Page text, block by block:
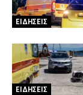
ΕΙΔΗΣΕΙΣ
ΕΙΔΗΣΕΙΣ